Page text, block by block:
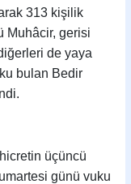
313 kişilik
Muhâcir, gerisi
de yaya
bulan Bedir
üçüncü
günü vuku